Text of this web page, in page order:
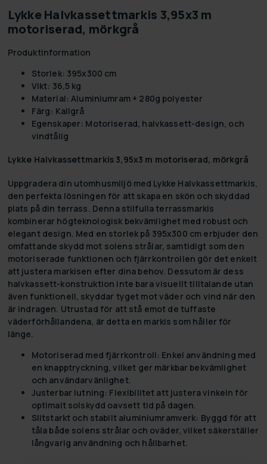
Lykke Halvkassettmarkis 3,95x3 m
motoriserad, mörkgrå
Produktinformation
Storlek: 395x300 cm
Vikt: 36,5 kg
Material: Aluminiumram + 280g polyester
Färg: Kallgrå
Egenskaper: Motoriserad, halvkassett-design, och
vindtålig
Lykke Halvkassettmarkis 3,95x3 m motoriserad, mörkgrå
Uppgradera din utomhusmiljö med Lykke Halvkassettmarkis,
den perfekta lösningen för att skapa en skön och skyddad
plats på din terrass. Denna stilfulla terrassmarkis
kombinerar högteknologisk bekvämlighet med robust och
elegant design. Med en storlek på 395x300 cm erbjuder den
omfattande skydd mot solens strålar, samtidigt som den
motoriserade funktionen och fjärrkontrollen gör det enkelt
att justera markisen efter dina behov. Dessutom är dess
halvkassett-konstruktion inte bara visuellt tilltalande utan
även funktionell, skyddar tyget mot väder och vind när den
är indragen. Utrustad för att stå emot de tuffaste
väderförhållandena, är detta en markis som håller för
länge.
Motoriserad med fjärrkontroll: Enkel användning med
en knapptryckning, vilket ger märkbar bekvämlighet
och användarvänlighet.
Justerbar lutning: Flexibilitet att justera vinkeln för
optimalt solskydd oavsett tid på dagen.
Slitstarkt och stabilt aluminiumramverk: Byggd för att
tåla både solens strålar och oväder, vilket säkerställer
långvarig användning och hållbarhet.